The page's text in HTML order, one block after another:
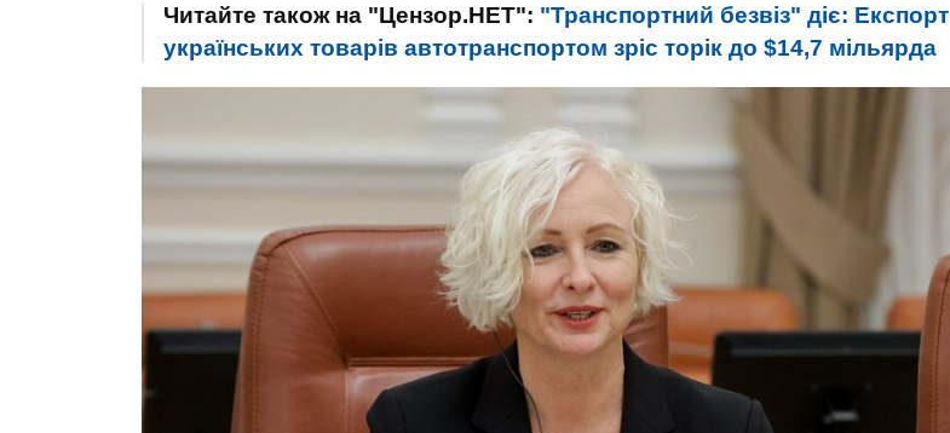
Читайте також на "Цензор.НЕТ": "Транспортний безвіз" діє: Експорт
українських товарів автотранспортом зріс торік до $14,7 мільярда